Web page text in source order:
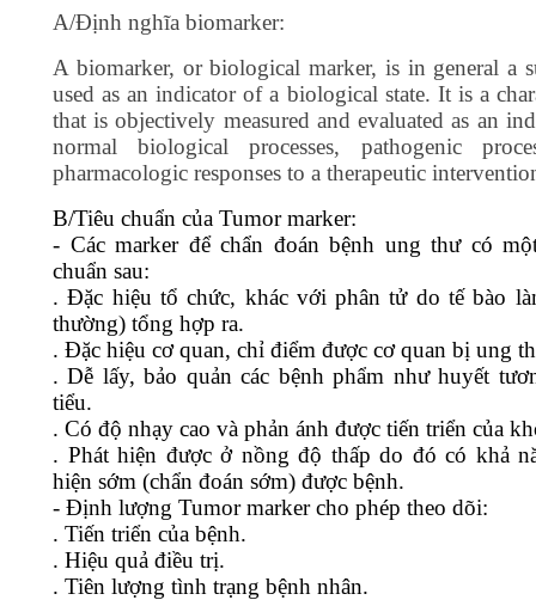
A/Định nghĩa biomarker:
A biomarker, or biological marker, is in general a
used as an indicator of a biological state. It is a
that is objectively measured and evaluated as an
normal biological processes, pathogenic
pharmacologic responses to a therapeutic
B/Tiêu chuẩn của Tumor marker:
- Các marker để chẩn đoán bệnh ung thư có
chuẩn sau:
. Đặc hiệu tổ chức, khác với phân tử do tế bào
thường) tổng hợp ra.
. Đặc hiệu cơ quan, chỉ điểm được cơ quan bị ung
. Dễ lấy, bảo quản các bệnh phẩm như huyết
tiểu.
. Có độ nhạy cao và phản ánh được tiến triển của
. Phát hiện được ở nồng độ thấp do đó có khả
hiện sớm (chẩn đoán sớm) được bệnh.
- Định lượng Tumor marker cho phép theo dõi:
. Tiến triển của bệnh.
. Hiệu quả điều trị.
. Tiên lượng tình trạng bệnh nhân.